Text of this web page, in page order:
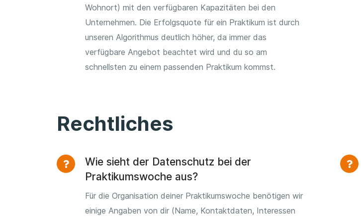
Wohnort) mit den verfügbaren Kapazitäten bei den
Unternehmen. Die Erfolgsquote für ein Praktikum ist durch
unseren Algorithmus deutlich höher, da immer das
verfügbare Angebot beachtet wird und du so am
schnellsten zu einem passenden Praktikum kommst.
Rechtliches
Wie sieht der Datenschutz bei der
Praktikumswoche aus?
Für die Organisation deiner Praktikumswoche benötigen wir
einige Angaben von dir (Name, Kontaktdaten, Interessen